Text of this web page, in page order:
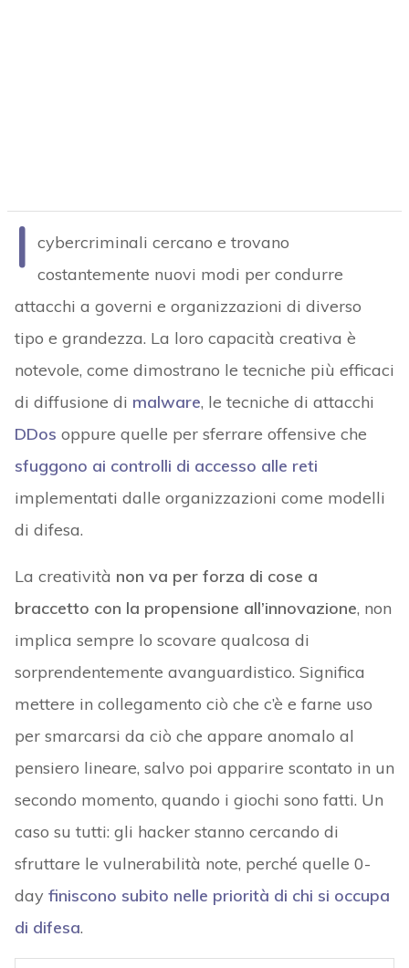
I cybercriminali cercano e trovano
costantemente nuovi modi per condurre
attacchi a governi e organizzazioni di diverso
tipo e grandezza. La loro capacità creativa è
notevole, come dimostrano le tecniche più efficaci
di diffusione di malware, le tecniche di attacchi
DDos oppure quelle per sferrare offensive che
sfuggono ai controlli di accesso alle reti
implementati dalle organizzazioni come modelli
di difesa.
La creatività non va per forza di cose a
braccetto con la propensione all’innovazione, non
implica sempre lo scovare qualcosa di
sorprendentemente avanguardistico. Significa
mettere in collegamento ciò che c’è e farne uso
per smarcarsi da ciò che appare anomalo al
pensiero lineare, salvo poi apparire scontato in un
secondo momento, quando i giochi sono fatti. Un
caso su tutti: gli hacker stanno cercando di
sfruttare le vulnerabilità note, perché quelle 0-
day finiscono subito nelle priorità di chi si occupa
di difesa.